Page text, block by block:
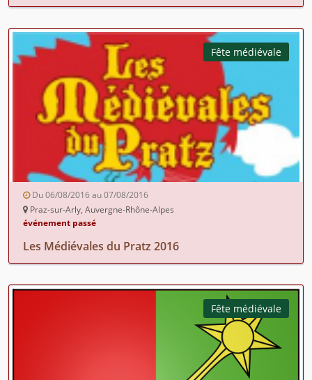
Fête médiévale
Du 06/08/2016 au 07/08/2016
Praz-sur-Arly, Auvergne-Rhône-Alpes
événement passé
Les Médiévales du Pratz 2016
Fête médiévale